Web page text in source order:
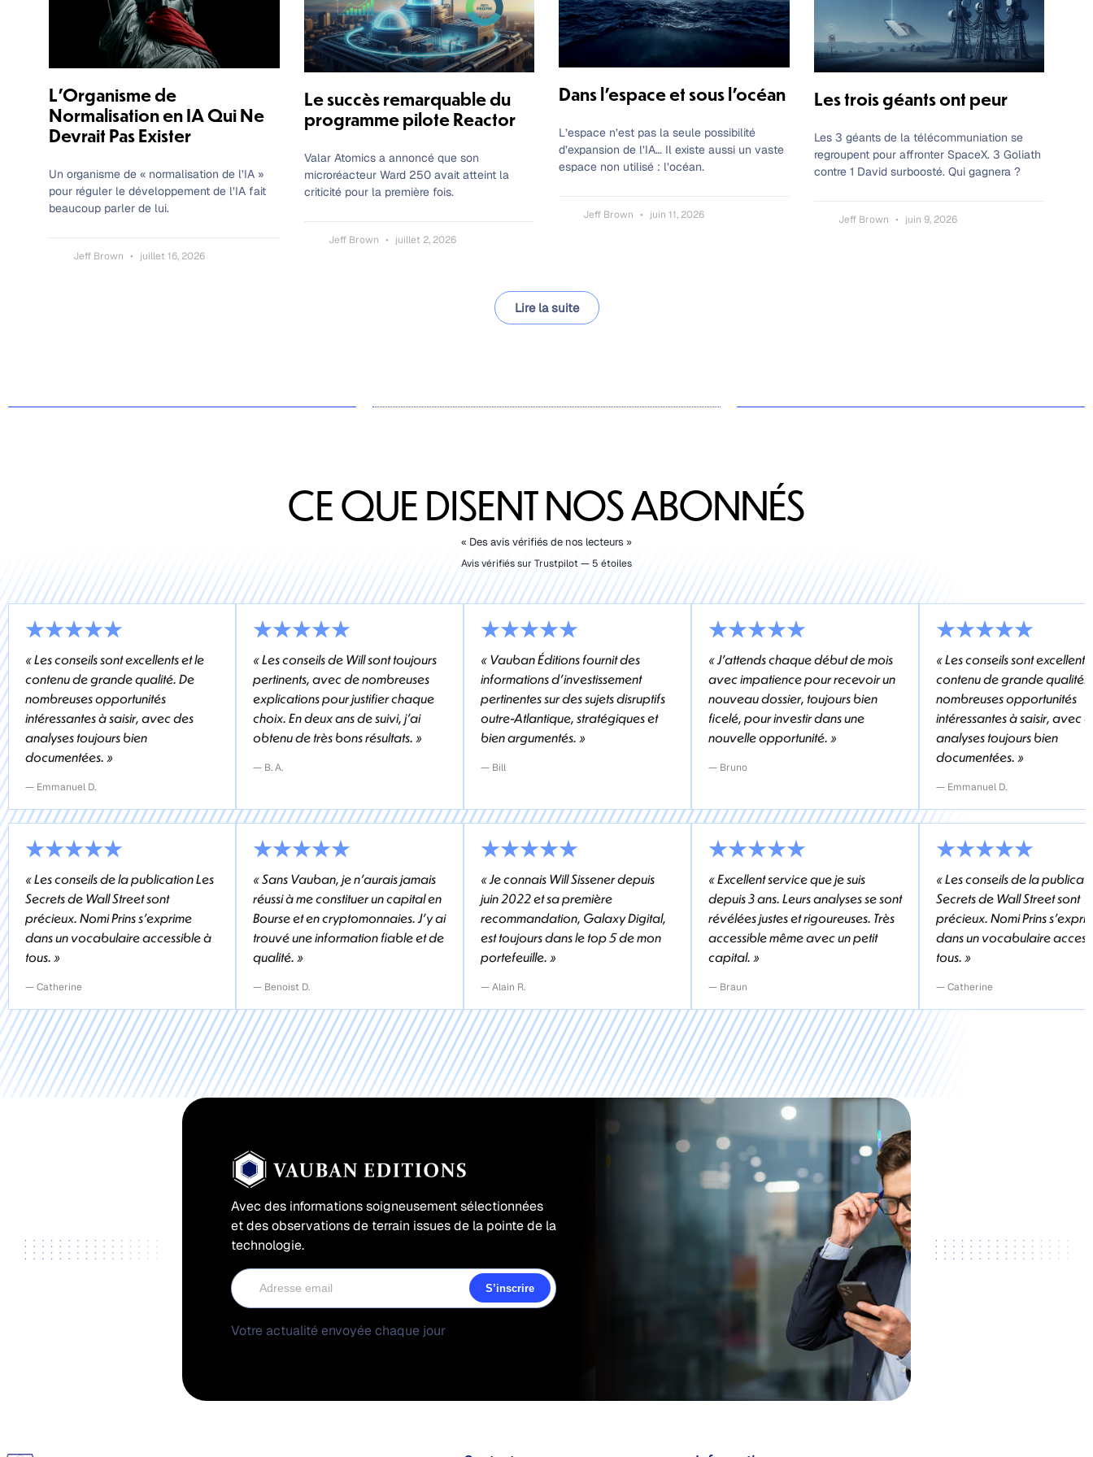
L’Organisme de
Normalisation en IA Qui Ne
Devrait Pas Exister
Un organisme de « normalisation de l’IA »
pour réguler le développement de l’IA fait
beaucoup parler de lui.
Jeff Brown juillet 16, 2026
Le succès remarquable du
programme pilote Reactor
Valar Atomics a annoncé que son
microréacteur Ward 250 avait atteint la
criticité pour la première fois.
Jeff Brown juillet 2, 2026
Dans l’espace et sous l’océan
L’espace n’est pas la seule possibilité
d’expansion de l’IA… Il existe aussi un vaste
espace non utilisé : l’océan.
Jeff Brown juin 11, 2026
Les trois géants ont peur
Les 3 géants de la télécommuniation se
regroupent pour affronter SpaceX. 3 Goliath
contre 1 David surboosté. Qui gagnera ?
Jeff Brown juin 9, 2026
Lire la suite
CE QUE DISENT NOS ABONNÉS
« Des avis vérifiés de nos lecteurs »
Avis vérifiés sur Trustpilot — 5 étoiles
« Les conseils sont excellents et le
contenu de grande qualité. De
nombreuses opportunités
intéressantes à saisir, avec des
analyses toujours bien
documentées. »
— Emmanuel D.
« Les conseils de Will sont toujours
pertinents, avec de nombreuses
explications pour justifier chaque
choix. En deux ans de suivi, j'ai
obtenu de très bons résultats. »
— B. A.
« Vauban Éditions fournit des
informations d'investissement
pertinentes sur des sujets disruptifs
outre-Atlantique, stratégiques et
bien argumentés. »
— Bill
« J'attends chaque début de mois
avec impatience pour recevoir un
nouveau dossier, toujours bien
ficelé, pour investir dans une
nouvelle opportunité. »
— Bruno
« Les conseils sont excellents
contenu de grande qualité.
nombreuses opportunités
intéressantes à saisir, avec
analyses toujours bien
documentées. »
— Emmanuel D.
« Les conseils de la publication Les
Secrets de Wall Street sont
précieux. Nomi Prins s'exprime
dans un vocabulaire accessible à
tous. »
— Catherine
« Sans Vauban, je n'aurais jamais
réussi à me constituer un capital en
Bourse et en cryptomonnaies. J'y ai
trouvé une information fiable et de
qualité. »
— Benoist D.
« Je connais Will Sissener depuis
juin 2022 et sa première
recommandation, Galaxy Digital,
est toujours dans le top 5 de mon
portefeuille. »
— Alain R.
« Excellent service que je suis
depuis 3 ans. Leurs analyses se sont
révélées justes et rigoureuses. Très
accessible même avec un petit
capital. »
— Braun
« Les conseils de la
Secrets de Wall Street sont
précieux. Nomi Prins
dans un vocabulaire
tous. »
— Catherine
Avec des informations soigneusement sélectionnées
et des observations de terrain issues de la pointe de la
technologie.
S’inscrire
Votre actualité envoyée chaque jour